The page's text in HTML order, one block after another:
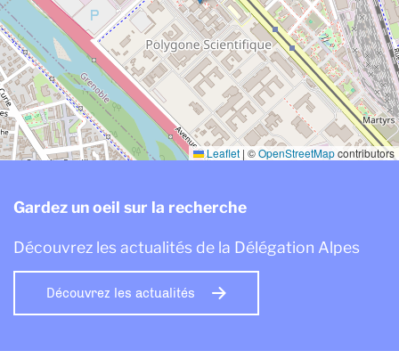
Leaflet | ©OpenStreetMapcontributors
Gardez un oeil sur la recherche
Découvrez les actualités de la Délégation Alpes
Découvrez les actualités